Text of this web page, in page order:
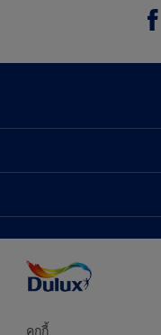
ติดต่อเรา
ผลิตภัณฑ์
ไอเดียการตกแต่ง
คำแนะนำจากผู้เชี่ยวชาญ
บริการออกแบบสี
คุกกี้